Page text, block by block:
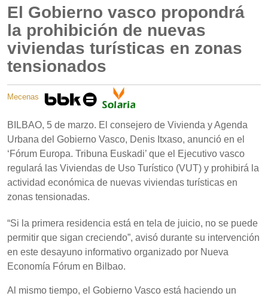
El Gobierno vasco propondrá
la prohibición de nuevas
viviendas turísticas en zonas
tensionados
Mecenas
BILBAO, 5 de marzo. El consejero de Vivienda y Agenda
Urbana del Gobierno Vasco, Denis Itxaso, anunció en el
‘Fórum Europa. Tribuna Euskadi’ que el Ejecutivo vasco
regulará las Viviendas de Uso Turístico (VUT) y prohibirá la
actividad económica de nuevas viviendas turísticas en
zonas tensionadas.
“Si la primera residencia está en tela de juicio, no se puede
permitir que sigan creciendo”, avisó durante su intervención
en este desayuno informativo organizado por Nueva
Economía Fórum en Bilbao.
Al mismo tiempo, el Gobierno Vasco está haciendo un